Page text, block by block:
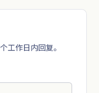
工作日内回复。